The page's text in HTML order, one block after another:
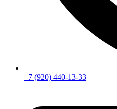
+7 (920) 440-13-33